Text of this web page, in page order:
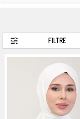
FILTRE